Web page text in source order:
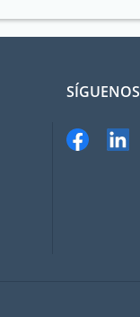
SÍGUENOS